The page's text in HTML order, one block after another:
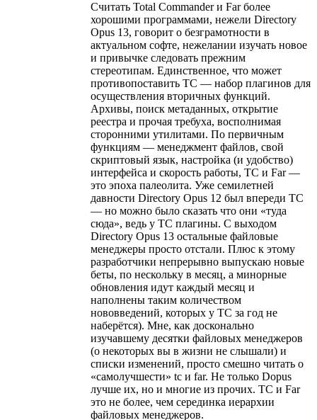
Считать Total Commander и Far более
хорошими программами, нежели Directory
Opus 13, говорит о безграмотности в
актуальном софте, нежелании изучать новое
и привычке следовать прежним
стереотипам. Единственное, что может
противопоставить TC — набор плагинов для
осуществления вторичных функций.
Архивы, поиск метаданных, открытие
реестра и прочая требуха, восполнимая
сторонними утилитами. По первичным
функциям — менеджмент файлов, свой
скриптовый язык, настройка (и удобство)
интерфейса и скорость работы, TC и Far —
это эпоха палеолита. Уже семилетней
давности Directory Opus 12 был впереди TC
— но можно было сказать что они «туда
сюда», ведь у TC плагины. С выходом
Directory Opus 13 остальные файловые
менеджеры просто отстали. Плюс к этому
разработчики непрерывно выпускаю новые
беты, по нескольку в месяц, а минорные
обновления идут каждый месяц и
наполнены таким количеством
нововведений, которых у TC за год не
наберётся). Мне, как досконально
изучавшему десятки файловых менеджеров
(о некоторых вы в жизни не слышали) и
списки изменений, просто смешно читать о
«самолучшести» tc и far. Не только Dopus
лучше их, но и многие из прочих. TC и Far
это не более, чем серединка иерархии
файловых менеджеров.